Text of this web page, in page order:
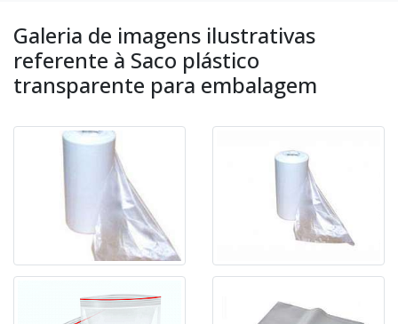
Galeria de imagens ilustrativas
referente à Saco plástico
transparente para embalagem